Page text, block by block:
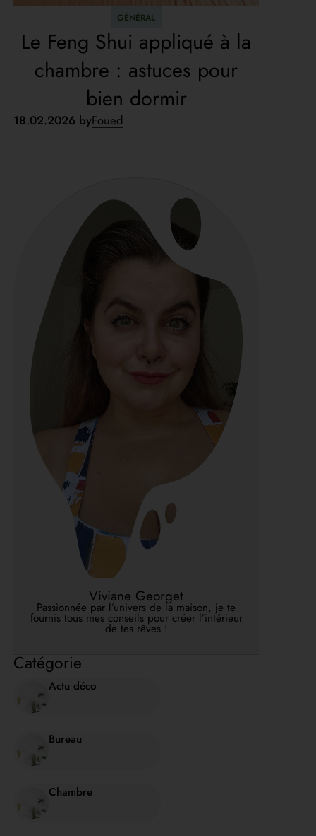
GÉNÉRAL
Le Feng Shui appliqué à la
chambre : astuces pour
bien dormir
18.02.2026 byFoued
Viviane Georget
Passionnée par l’univers de la maison, je te
fournis tous mes conseils pour créer l’intérieur
de tes rêves !
Catégorie
Actu déco
Bureau
Chambre